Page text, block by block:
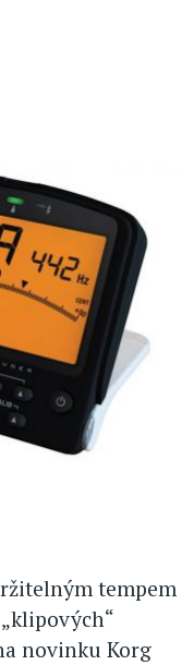
tempem
novinku Korg